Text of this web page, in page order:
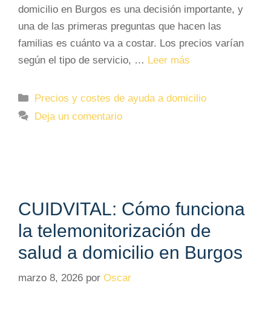
domicilio en Burgos es una decisión importante, y
una de las primeras preguntas que hacen las
familias es cuánto va a costar. Los precios varían
según el tipo de servicio, … Leer más
Categorías
Precios y costes de ayuda a domicilio
Deja un comentario
CUIDVITAL: Cómo funciona
la telemonitorización de
salud a domicilio en Burgos
marzo 8, 2026 por Oscar